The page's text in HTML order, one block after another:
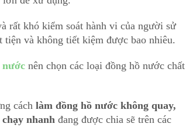
rất khó kiểm soát hành vi của người sử
tiện và không tiết kiệm được bao nhiêu.
nước nên chọn các loại đồng hồ nước chất
cách làm đồng hồ nước không quay,
nhanh đang được chia sẽ trên các